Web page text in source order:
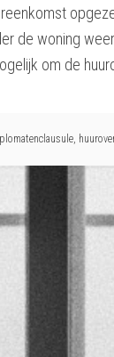
de woning
om de
,